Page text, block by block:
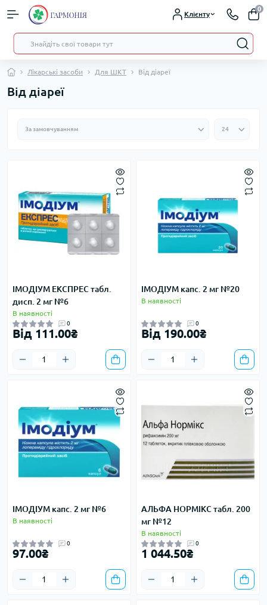
Клієнту
0
Лікарські засоби Для ШКТ Від діареї
Від діареї
ІМОДІУМ ЕКСПРЕС табл.
дисп. 2 мг №6
В наявності
0
Від 111.00₴
ІМОДІУМ капс. 2 мг №20
В наявності
0
Від 190.00₴
ІМОДІУМ капс. 2 мг №6
В наявності
0
97.00₴
АЛЬФА НОРМІКС табл. 200
мг №12
В наявності
0
1 044.50₴